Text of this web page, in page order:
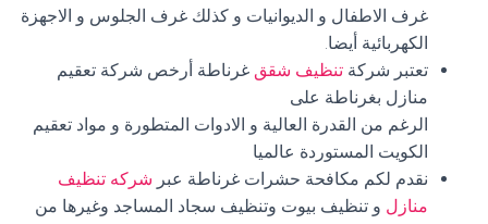
غرف الاطفال و الديوانيات و كذلك غرف الجلوس و الاجهزة
الكهربائية أيضا.
تعتبر شركة تنظيف شقق غرناطة أرخص شركة تعقيم
منازل بغرناطة على
الرغم من القدرة العالية و الادوات المتطورة و مواد تعقيم
الكويت المستوردة عالميا
نقدم لكم مكافحة حشرات غرناطة عبر شركه تنظيف
منازل و تنظيف بيوت وتنظيف سجاد المساجد وغيرها من